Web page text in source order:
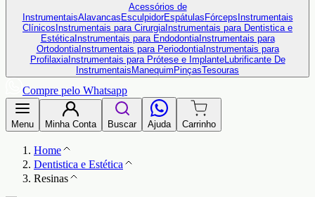
Acessórios de
InstrumentaisAlavancas EsculpidorEspátulas Fórceps Instrumentais
Clínicos Instrumentais para Cirurgia Instrumentais para Dentistica e
EstéticaInstrumentais para EndodontiaInstrumentais para
OrtodontiaInstrumentais para PeriodontiaInstrumentais para
ProfilaxiaInstrumentais para Prótese e ImplanteLubrificante De
Instrumentais Manequim PinçasTesouras
Compre pelo Whatsapp
Menu Minha Conta Buscar Ajuda Carrinho
Home
Dentistica e Estética
Resinas